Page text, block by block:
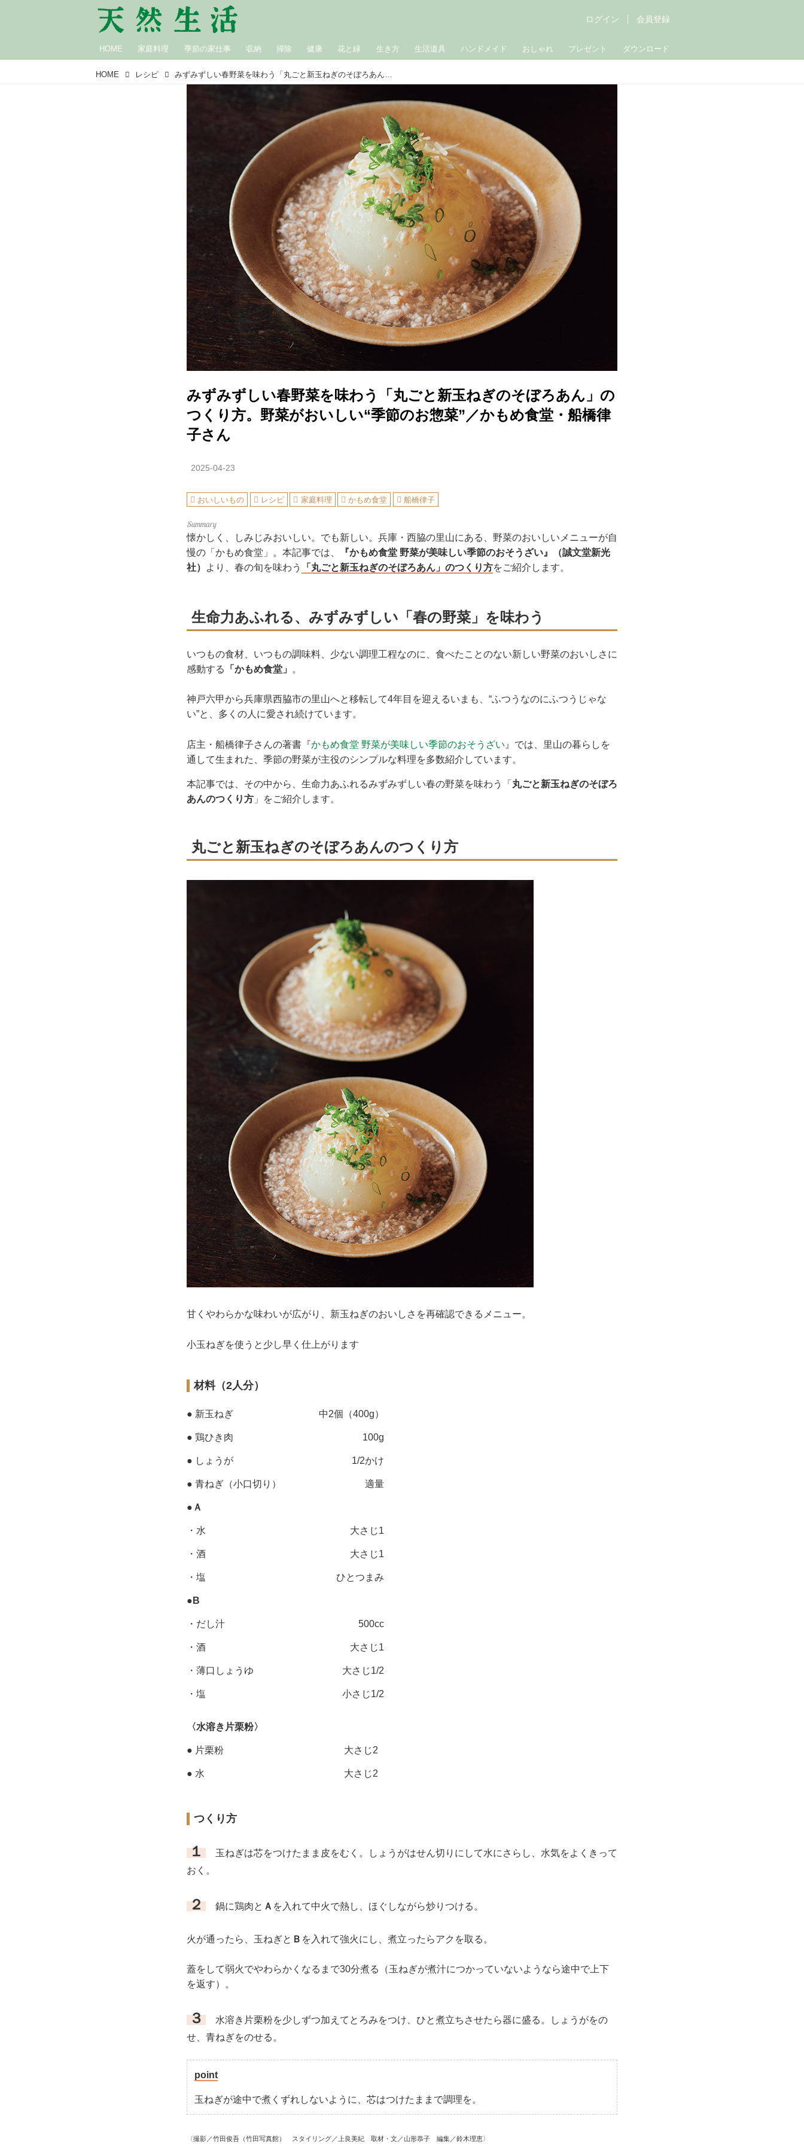
HOME 家庭料理 季節の家仕事 収納 掃除 健康 花と緑 生き方 生活道具 ハンドメイド おしゃれ プレゼント ダウンロード
ログイン 会員登録
HOME レシピ みずみずしい春野菜を味わう「丸ごと新玉ねぎのそぼろあん」のつくり方。野菜がおいしい“季節のお惣菜”／かもめ食堂・船橋律子さん
みずみずしい春野菜を味わう「丸ごと新玉ねぎのそぼろあん」の
つくり方。野菜がおいしい“季節のお惣菜”／かもめ食堂・船橋律
子さん
2025-04-23
おいしいもの レシピ 家庭料理 かもめ食堂 船橋律子
懐かしく、しみじみおいしい。でも新しい。兵庫・西脇の里山にある、野菜のおいしいメニューが自
慢の「かもめ食堂」。本記事では、
『かもめ食堂 野菜が美味しい季節のおそうざい』（誠文堂新光
社）
より、春の旬を味わう 「丸ごと新玉ねぎのそぼろあん」のつくり方をご紹介します。
生命力あふれる、みずみずしい「春の野菜」を味わう
いつもの食材、いつもの調味料、少ない調理工程なのに、食べたことのない新しい野菜のおいしさに
感動する
「かもめ食堂」 。
神戸六甲から兵庫県西脇市の里山へと移転して4年目を迎えるいまも、“ふつうなのにふつうじゃな
い”と、多くの人に愛され続けています。
店主・船橋律子さんの著書『かもめ食堂 野菜が美味しい季節のおそうざい 』では、里山の暮らしを
通して生まれた、季節の野菜が主役のシンプルな料理を多数紹介しています。
本記事では、 その中から、 生命力あふれるみずみずしい春の野菜を味わう「 丸ごと新玉ねぎのそぼろ
あんのつくり方 」をご紹介します。
丸ごと新玉ねぎのそぼろあんのつくり方
甘くやわらかな味わいが広がり、新玉ねぎのおいしさを再確認できるメニュー。
小玉ねぎを使うと少し早く仕上がります
材料（2人分）
● 新玉ねぎ 中2個（400g）
● 鶏ひき肉 100g
● しょうが 1/2かけ
● 青ねぎ（小口切り） 適量
● Ａ
・水 大さじ1
・酒 大さじ1
・塩 ひとつまみ
● B
・だし汁 500cc
・酒 大さじ1
・薄口しょうゆ 大さじ1/2
・塩 小さじ1/2
〈水溶き片栗粉〉
● 片栗粉 大さじ2
● 水 大さじ2
つくり方
１
玉ねぎは芯をつけたまま皮をむく。しょうがはせん切りにして水にさらし、水気をよくきって
おく。
２ 鍋に鶏肉と Ａ を入れて中火で熱し、ほぐしながら炒りつける。
火が通ったら、玉ねぎと Ｂ を入れて強火にし、煮立ったらアクを取る。
蓋をして弱火でやわらかくなるまで30分煮る（玉ねぎが煮汁につかっていないようなら途中で上下
を返す）。
３
水溶き片栗粉を少しずつ加えてとろみをつけ、ひと煮立ちさせたら器に盛る。しょうがをの
せ、青ねぎをのせる。
point
玉ねぎが途中で煮くずれしないように、芯はつけたままで調理を。
〈撮影／竹田俊吾（竹田写真館） スタイリング／上良美紀 取材・文／山形恭子 編集／鈴木理恵〉